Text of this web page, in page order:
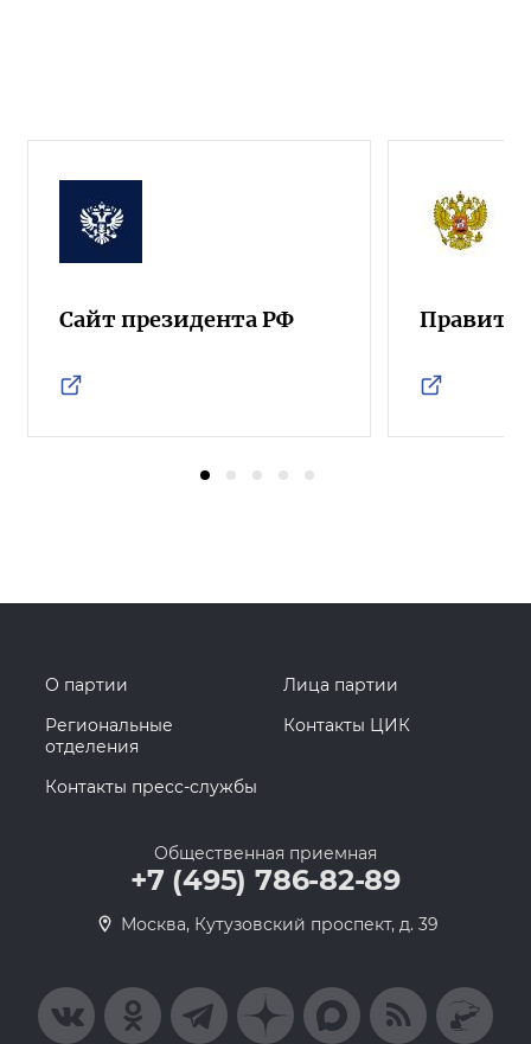
Сайт президента РФ
О партии
Лица партии
Региональные
отделения
Контакты ЦИК
Контакты пресс-службы
Общественная приемная
+7 (495) 786-82-89
Москва, Кутузовский проспект, д. 39